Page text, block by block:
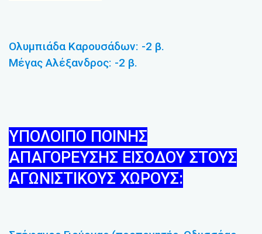
Ολυμπιάδα Καρουσάδων: -2 β.
Μέγας Αλέξανδρος: -2 β.
ΥΠΟΛΟΙΠΟ ΠΟΙΝΗΣ
ΑΠΑΓΟΡΕΥΣΗΣ ΕΙΣΟΔΟΥ ΣΤΟΥΣ
ΑΓΩΝΙΣΤΙΚΟΥΣ ΧΩΡΟΥΣ: